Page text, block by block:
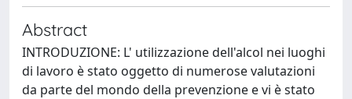
Abstract
INTRODUZIONE: L' utilizzazione dell'alcol nei luoghi
di lavoro è stato oggetto di numerose valutazioni
da parte del mondo della prevenzione e vi è stato